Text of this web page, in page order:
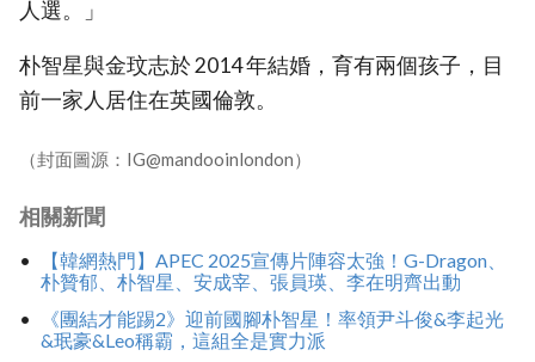
人選。」
朴智星與金玟志於 2014 年結婚，育有兩個孩子，目
前一家人居住在英國倫敦。
（封面圖源：IG@mandooinlondon）
相關新聞
【韓網熱門】APEC 2025宣傳片陣容太強！G-Dragon、
朴贊郁、朴智星、安成宰、張員瑛、李在明齊出動
《團結才能踢2》迎前國腳朴智星！率領尹斗俊&李起光
&珉豪&Leo稱霸，這組全是實力派